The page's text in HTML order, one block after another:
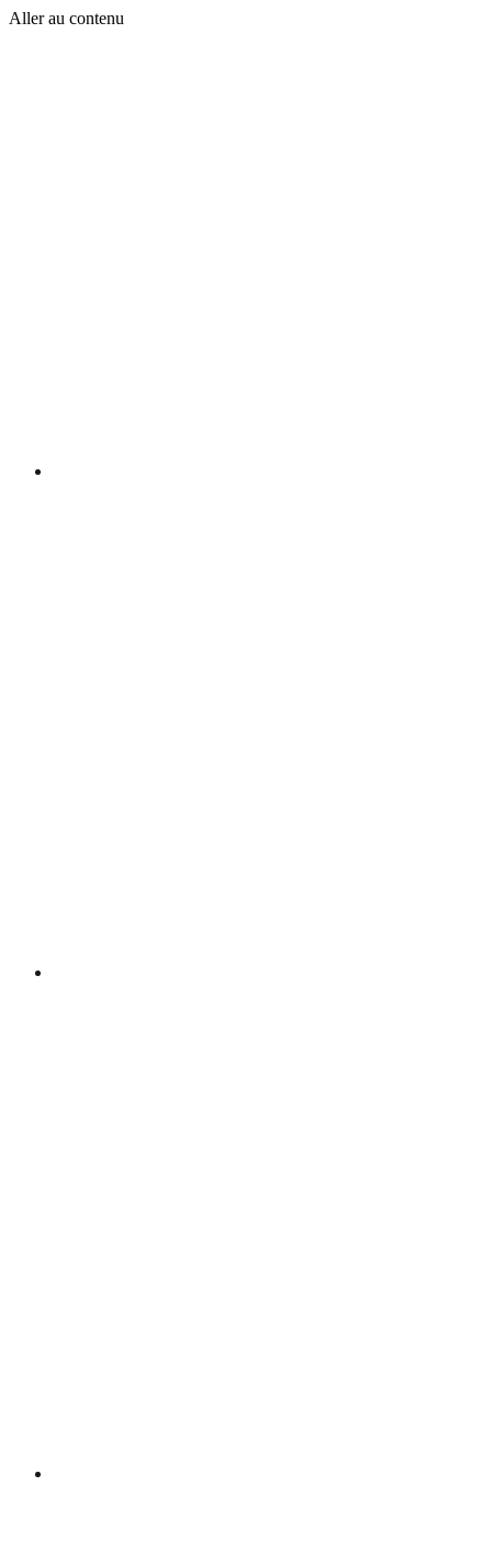
Aller au contenu